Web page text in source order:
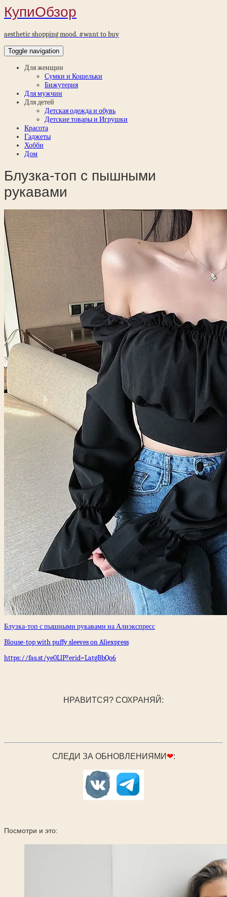
КупиОбзор
aesthetic shopping mood. #want to buy
Toggle navigation
Для женщин
Сумки и Кошельки
Бижутерия
Для мужчин
Для детей
Детская одежда и обувь
Детские товары и Игрушки
Красота
Гаджеты
Хобби
Дом
Блузка-топ с пышными
рукавами
Блузка-топ с пышными рукавами на Алиэкспресс
Blouse-top with puffy sleeves on Aliexpress
https://fas.st/ye0LlP?erid=LatgBbQo6
НРАВИТСЯ? СОХРАНЯЙ:
СЛЕДИ ЗА ОБНОВЛЕНИЯМИ ❤:
Посмотри и это: